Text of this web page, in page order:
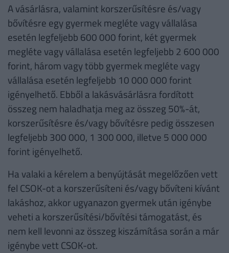
A vásárlásra, valamint korszerűsítésre és/vagy
bővítésre egy gyermek megléte vagy vállalása
esetén legfeljebb 600 000 forint, két gyermek
megléte vagy vállalása esetén legfeljebb 2 600 000
forint, három vagy több gyermek megléte vagy
vállalása esetén legfeljebb 10 000 000 forint
igényelhető. Ebből a lakásvásárlásra fordított
összeg nem haladhatja meg az összeg 50%-át,
korszerűsítésre és/vagy bővítésre pedig összesen
legfeljebb 300 000, 1 300 000, illetve 5 000 000
forint igényelhető.
Ha valaki a kérelem a benyújtását megelőzően vett
fel CSOK-ot a korszerűsíteni és/vagy bővíteni kívánt
lakáshoz, akkor ugyanazon gyermek után igénybe
veheti a korszerűsítési/bővítési támogatást, és
nem kell levonni az összeg kiszámítása során a már
igénybe vett CSOK-ot.